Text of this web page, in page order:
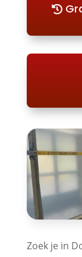
Zoek je in